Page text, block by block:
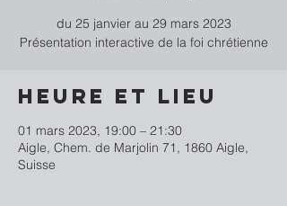
du 25 janvier au 29 mars 2023
Présentation interactive de la foi chrétienne
Heure et lieu
01 mars 2023, 19:00 – 21:30
Aigle, Chem. de Marjolin 71, 1860 Aigle,
Suisse